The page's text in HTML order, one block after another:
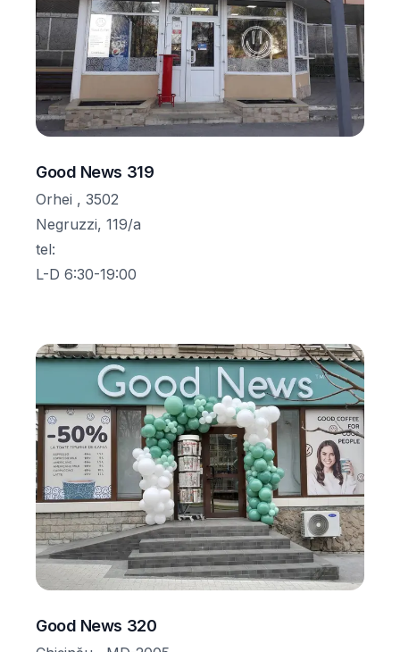
Good News 319
Orhei , 3502
Negruzzi, 119/a
tel:
L-D 6:30-19:00
Good News 320